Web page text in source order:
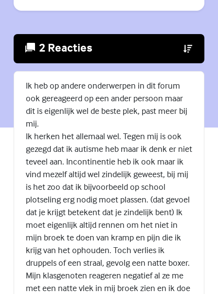
2 Reacties (Externe
Ik heb op andere onderwerpen in dit forum
ook gereageerd op een ander persoon maar
dit is eigenlijk wel de beste plek, past meer bij
mij.
Ik herken het allemaal wel. Tegen mij is ook
gezegd dat ik autisme heb maar ik denk er niet
teveel aan. Incontinentie heb ik ook maar ik
vind mezelf altijd wel zindelijk geweest, bij mij
is het zoo dat ik bijvoorbeeld op school
plotseling erg nodig moet plassen. (dat gevoel
dat je krijgt betekent dat je zindelijk bent) Ik
moet eigenlijk altijd rennen om het niet in
mijn broek te doen van kramp en pijn die ik
krijg van het ophouden. Toch verlies ik
druppels of een straal, gevolg een natte boxer.
Mijn klasgenoten reageren negatief al ze me
met een natte vlek in mij broek zien en ik doe